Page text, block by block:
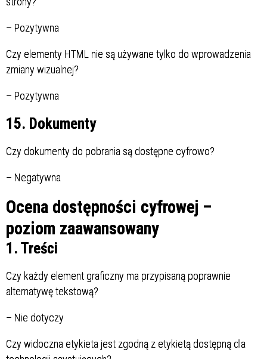
– Pozytywna
Czy elementy HTML nie są używane tylko do wprowadzenia
zmiany wizualnej?
– Pozytywna
15. Dokumenty
Czy dokumenty do pobrania są dostępne cyfrowo?
– Negatywna
Ocena dostępności cyfrowej –
poziom zaawansowany
1. Treści
Czy każdy element graficzny ma przypisaną poprawnie
alternatywę tekstową?
– Nie dotyczy
Czy widoczna etykieta jest zgodną z etykietą dostępną dla